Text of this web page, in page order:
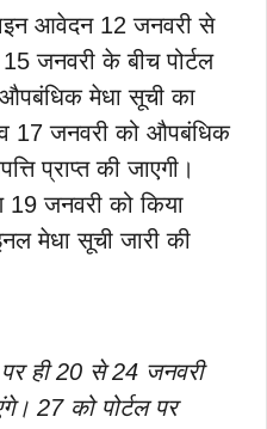
आवेदन 12 जनवरी से
जनवरी के बीच पोर्टल
मेधा सूची का
17 जनवरी को औपबंधिक
प्राप्त की जाएगी।
19 जनवरी को किया
मेधा सूची जारी की
ही 20 से 24 जनवरी
27 को पोर्टल पर